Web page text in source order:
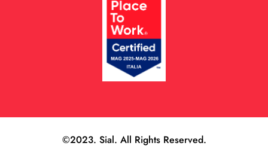
©2023. Sial. All Rights Reserved.